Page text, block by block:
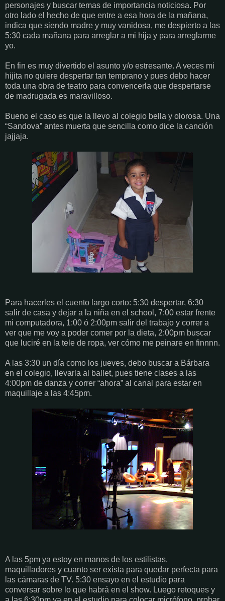
personajes y buscar temas de importancia noticiosa. Por
otro lado el hecho de que entre a esa hora de la mañana,
indica que siendo madre y muy vanidosa, me despierto a las
5:30 cada mañana para arreglar a mi hija y para arreglarme
yo.
En fin es muy divertido el asunto y/o estresante. A veces mi
hijita no quiere despertar tan temprano y pues debo hacer
toda una obra de teatro para convencerla que despertarse
de madrugada es maravilloso.
Bueno el caso es que la llevo al colegio bella y olorosa. Una
“Sandova” antes muerta que sencilla como dice la canción
jajjaja.
Para hacerles el cuento largo corto: 5:30 despertar, 6:30
salir de casa y dejar a la niña en el school, 7:00 estar frente
mi computadora, 1:00 ó 2:00pm salir del trabajo y correr a
ver que me voy a poder comer por la dieta, 2:00pm buscar
que luciré en la tele de ropa, ver cómo me peinare en finnnn.
A las 3:30 un día como los jueves, debo buscar a Bárbara
en el colegio, llevarla al ballet, pues tiene clases a las
4:00pm de danza y correr “ahora” al canal para estar en
maquillaje a las 4:45pm.
A las 5pm ya estoy en manos de los estilistas,
maquilladores y cuanto ser exista para quedar perfecta para
las cámaras de TV. 5:30 ensayo en el estudio para
conversar sobre lo que habrá en el show. Luego retoques y